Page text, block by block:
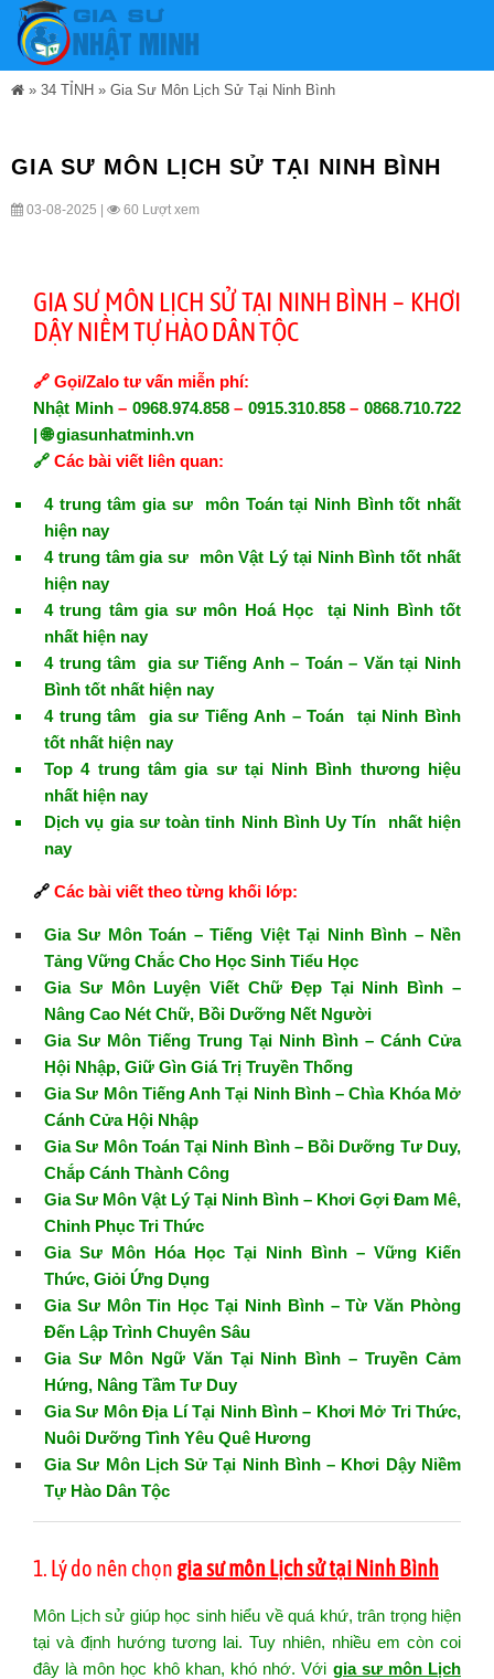
» 34 TỈNH » Gia Sư Môn Lịch Sử Tại Ninh Bình
GIA SƯ MÔN LỊCH SỬ TẠI NINH BÌNH
03-08-2025 | 60 Lượt xem
GIA SƯ MÔN LỊCH SỬ TẠI NINH BÌNH – KHƠI
DẬY NIỀM TỰ HÀO DÂN TỘC
🔗 Gọi/Zalo tư vấn miễn phí:
Nhật Minh– 0968.974.858– 0915.310.858– 0868.710.722
| 🌐giasunhatminh.vn
🔗 Các bài viết liên quan:
4 trung tâm gia sư môn Toán tại Ninh Bình tốt nhất
hiện nay
4 trung tâm gia sư môn Vật Lý tại Ninh Bình tốt nhất
hiện nay
4 trung tâm gia sư môn Hoá Học tại Ninh Bình tốt
nhất hiện nay
4 trung tâm gia sư Tiếng Anh – Toán – Văn tại Ninh
Bình tốt nhất hiện nay
4 trung tâm gia sư Tiếng Anh – Toán tại Ninh Bình
tốt nhất hiện nay
Top 4 trung tâm gia sư tại Ninh Bình thương hiệu
nhất hiện nay
Dịch vụ gia sư toàn tỉnh Ninh Bình Uy Tín nhất hiện
nay
🔗 Các bài viết theo từng khối lớp:
Gia Sư Môn Toán – Tiếng Việt Tại Ninh Bình – Nền
Tảng Vững Chắc Cho Học Sinh Tiểu Học
Gia Sư Môn Luyện Viết Chữ Đẹp Tại Ninh Bình –
Nâng Cao Nét Chữ, Bồi Dưỡng Nết Người
Gia Sư Môn Tiếng Trung Tại Ninh Bình – Cánh Cửa
Hội Nhập, Giữ Gìn Giá Trị Truyền Thống
Gia Sư Môn Tiếng Anh Tại Ninh Bình – Chìa Khóa Mở
Cánh Cửa Hội Nhập
Gia Sư Môn Toán Tại Ninh Bình – Bồi Dưỡng Tư Duy,
Chắp Cánh Thành Công
Gia Sư Môn Vật Lý Tại Ninh Bình – Khơi Gợi Đam Mê,
Chinh Phục Tri Thức
Gia Sư Môn Hóa Học Tại Ninh Bình – Vững Kiến
Thức, Giỏi Ứng Dụng
Gia Sư Môn Tin Học Tại Ninh Bình – Từ Văn Phòng
Đến Lập Trình Chuyên Sâu
Gia Sư Môn Ngữ Văn Tại Ninh Bình – Truyền Cảm
Hứng, Nâng Tầm Tư Duy
Gia Sư Môn Địa Lí Tại Ninh Bình – Khơi Mở Tri Thức,
Nuôi Dưỡng Tình Yêu Quê Hương
Gia Sư Môn Lịch Sử Tại Ninh Bình – Khơi Dậy Niềm
Tự Hào Dân Tộc
1. Lý do nên chọn gia sư môn Lịch sử tại Ninh Bình
Môn Lịch sử giúp học sinh hiểu về quá khứ, trân trọng hiện
tại và định hướng tương lai. Tuy nhiên, nhiều em còn coi
đây là môn học khô khan, khó nhớ. Với gia sư môn Lịch